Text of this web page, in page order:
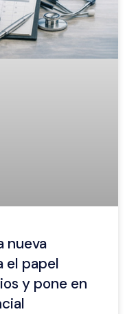
nueva
el papel
y pone en